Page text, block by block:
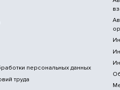
персональных данных
труда